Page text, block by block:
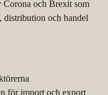
Corona och Brexit som
distribution och handel
för import och export